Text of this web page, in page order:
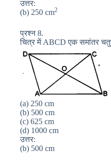
उत्तर:
(b) 250 cm2
प्रश्न 8.
चित्र में ABCD एक समांतर
(a) 250 cm
(b) 500 cm
(c) 625 cm
(d) 1000 cm
उत्तर:
(b) 500 cm